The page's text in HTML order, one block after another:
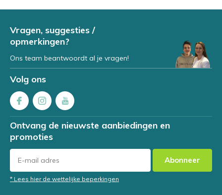
Vragen, suggesties /
opmerkingen?
Ons team beantwoordt al je vragen!
Volg ons
Ontvang de nieuwste aanbiedingen en
promoties
Abonneer
* Lees hier de wettelijke beperkingen